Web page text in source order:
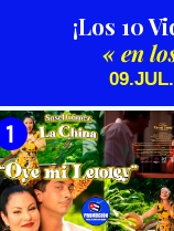
¡Los 10
« en